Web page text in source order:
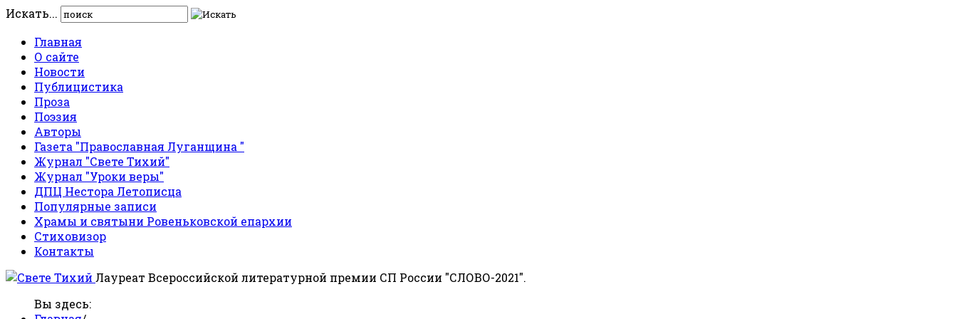
Искать...
Главная
О сайте
Новости
Публицистика
Проза
Поэзия
Авторы
Газета "Православная Луганщина "
Журнал "Свете Тихий"
Журнал "Уроки веры"
ДПЦ Нестора Летописца
Популярные записи
Храмы и святыни Ровеньковской епархии
Стиховизор
Контакты
Лауреат Всероссийской литературной премии СП России "СЛОВО-2021".
Вы здесь: